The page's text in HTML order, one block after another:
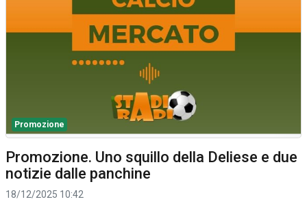
Promozione
Promozione. Uno squillo della Deliese e due
notizie dalle panchine
18/12/2025 10:42